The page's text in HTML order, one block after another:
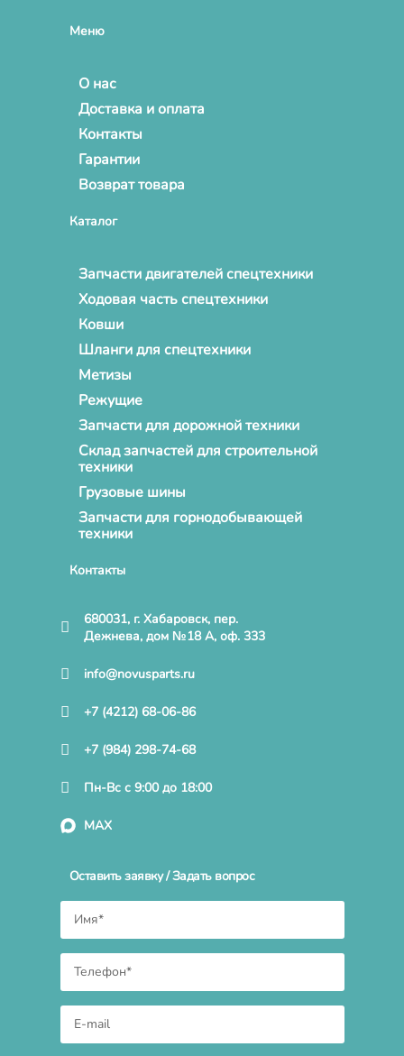
Меню
О нас
Доставка и оплата
Контакты
Гарантии
Возврат товара
Каталог
Запчасти двигателей спецтехники
Ходовая часть спецтехники
Ковши
Шланги для спецтехники
Метизы
Режущие
Запчасти для дорожной техники
Склад запчастей для строительной
техники
Грузовые шины
Запчасти для горнодобывающей
техники
Контакты
680031, г. Хабаровск, пер.
Дежнева, дом №18 А, оф. 333
info@novusparts.ru
+7 (4212) 68-06-86
+7 (984) 298-74-68
Пн-Вс с 9:00 до 18:00
MAX
Оставить заявку / Задать вопрос